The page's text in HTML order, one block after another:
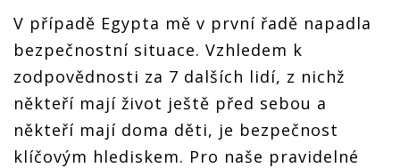
V případě Egypta mě v první řadě napadla
bezpečnostní situace. Vzhledem k
zodpovědnosti za 7 dalších lidí, z nichž
někteří mají život ještě před sebou a
někteří mají doma děti, je bezpečnost
klíčovým hlediskem. Pro naše pravidelné